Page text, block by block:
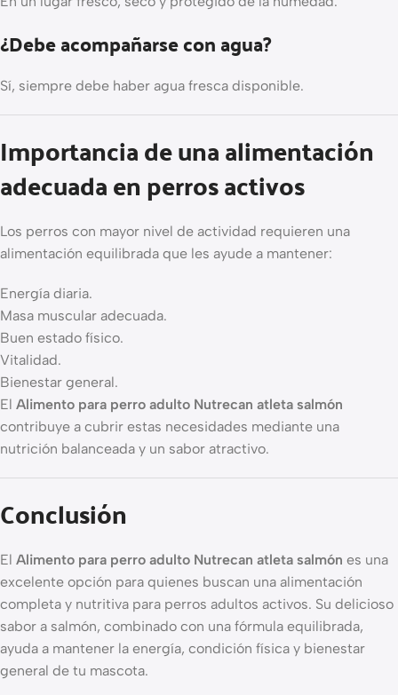
¿Debe acompañarse con agua?
Sí, siempre debe haber agua fresca disponible.
Importancia de una alimentación
adecuada en perros activos
Los perros con mayor nivel de actividad requieren una
alimentación equilibrada que les ayude a mantener:
Energía diaria.
Masa muscular adecuada.
Buen estado físico.
Vitalidad.
Bienestar general.
El Alimento para perro adulto Nutrecan atleta salmón
contribuye a cubrir estas necesidades mediante una
nutrición balanceada y un sabor atractivo.
Conclusión
El Alimento para perro adulto Nutrecan atleta salmón es una
excelente opción para quienes buscan una alimentación
completa y nutritiva para perros adultos activos. Su delicioso
sabor a salmón, combinado con una fórmula equilibrada,
ayuda a mantener la energía, condición física y bienestar
general de tu mascota.